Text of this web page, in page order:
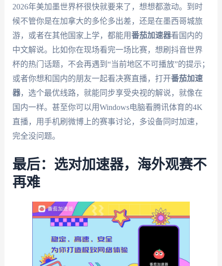
2026年美加墨世界杯很快就要来了，想想都激动。到时
候不管你是在加拿大的多伦多出差，还是在墨西哥城旅
游，或者在其他国家上学，都能用番茄加速器看国内的
中文解说。比如你在现场看完一场比赛，想刷抖音世界
杯的热门话题，不会再遇到“当前地区不可播放”的提示；
或者你想和国内的朋友一起看决赛直播，打开番茄加速
器，选个最优线路，就能同步享受央视的解说，就像在
国内一样。甚至你可以用Windows电脑看腾讯体育的4K
直播，用手机刷微博上的赛事讨论，多设备同时加速，
完全没问题。
最后：选对加速器，海外观赛不
再难